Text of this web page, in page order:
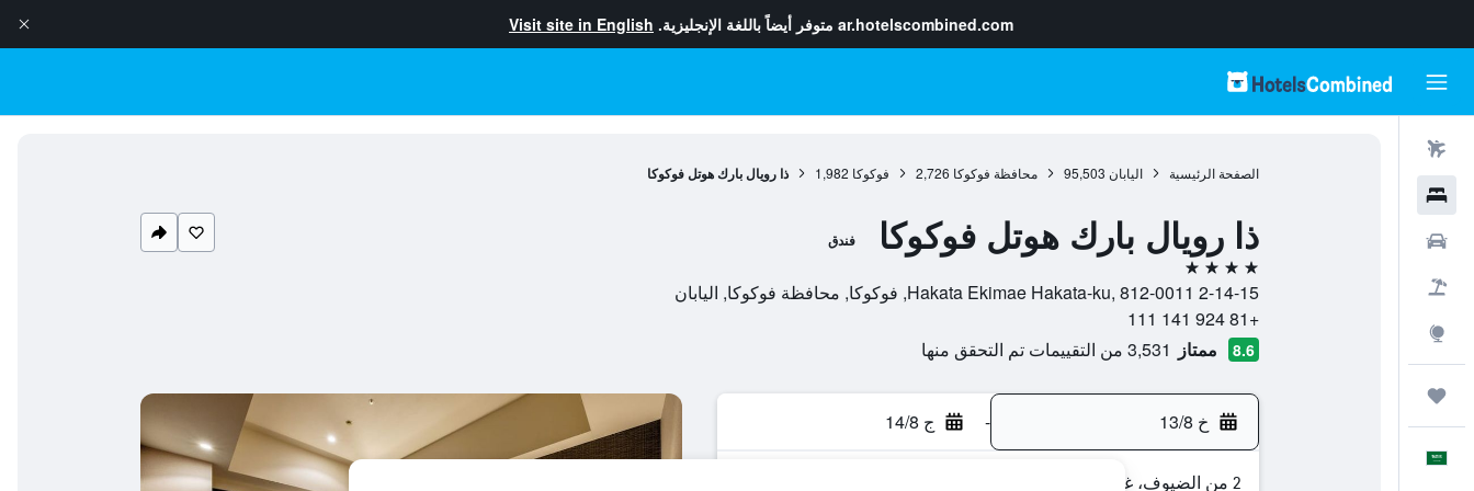
ar.hotelscombined.com متوفر أيضاً باللغة الإنجليزية. Visit site in English
الصفحة الرئيسية اليابان 95,503 محافظة فوكوكا 2,726 فوكوكا 1,982 ذا رويال بارك هوتل فوكوكا
ذا رويال بارك هوتل فوكوكا فندق
4 نجوم
2-14-15 Hakata Ekimae Hakata-ku, 812-0011, فوكوكا, محافظة فوكوكا, اليابان
+81 924 141 111
8.6 ممتاز 3,531 من التقييمات تم التحقق منها
خ 13/8 - ج 14/8
2 من الضيوف، غرفة واحدة